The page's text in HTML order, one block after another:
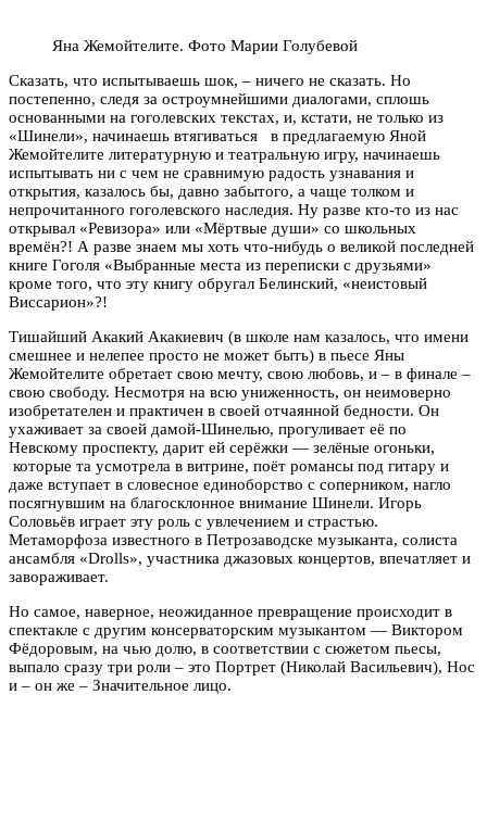
Яна Жемойтелите. Фото Марии Голубевой
Сказать, что испытываешь шок, – ничего не сказать. Но
постепенно, следя за остроумнейшими диалогами, сплошь
основанными на гоголевских текстах, и, кстати, не только из
«Шинели», начинаешь втягиваться в предлагаемую Яной
Жемойтелите литературную и театральную игру, начинаешь
испытывать ни с чем не сравнимую радость узнавания и
открытия, казалось бы, давно забытого, а чаще толком и
непрочитанного гоголевского наследия. Ну разве кто-то из нас
открывал «Ревизора» или «Мёртвые души» со школьных
времён?! А разве знаем мы хоть что-нибудь о великой последней
книге Гоголя «Выбранные места из переписки с друзьями»
кроме того, что эту книгу обругал Белинский, «неистовый
Виссарион»?!
Тишайший Акакий Акакиевич (в школе нам казалось, что имени
смешнее и нелепее просто не может быть) в пьесе Яны
Жемойтелите обретает свою мечту, свою любовь, и – в финале –
свою свободу. Несмотря на всю униженность, он неимоверно
изобретателен и практичен в своей отчаянной бедности. Он
ухаживает за своей дамой-Шинелью, прогуливает её по
Невскому проспекту, дарит ей серёжки — зелёные огоньки,
которые та усмотрела в витрине, поёт романсы под гитару и
даже вступает в словесное единоборство с соперником, нагло
посягнувшим на благосклонное внимание Шинели. Игорь
Соловьёв играет эту роль с увлечением и страстью.
Метаморфоза известного в Петрозаводске музыканта, солиста
ансамбля «Drolls», участника джазовых концертов, впечатляет и
завораживает.
Но самое, наверное, неожиданное превращение происходит в
спектакле с другим консерваторским музыкантом — Виктором
Фёдоровым, на чью долю, в соответствии с сюжетом пьесы,
выпало сразу три роли – это Портрет (Николай Васильевич), Нос
и – он же – Значительное лицо.